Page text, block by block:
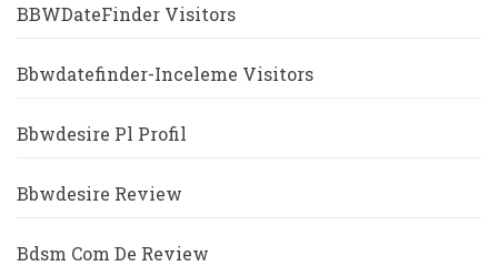
BBWDateFinder Visitors
Bbwdatefinder-Inceleme Visitors
Bbwdesire Pl Profil
Bbwdesire Review
Bdsm Com De Review